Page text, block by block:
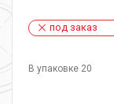
под заказ
В упаковке 20